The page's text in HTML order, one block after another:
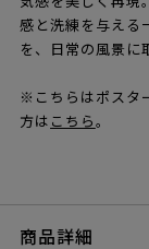
感と洗練を与える
を、日常の風景に
※こちらはポスタ
方は こちら 。
商品詳細